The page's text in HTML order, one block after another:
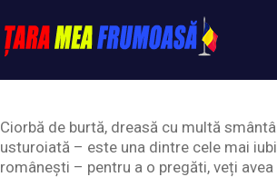
to
content
Tarameafrumoasa
Ciorbă de burtă, dreasă cu multă
usturoiată – este una dintre cele mai
românești – pentru a o pregăti, veți avea